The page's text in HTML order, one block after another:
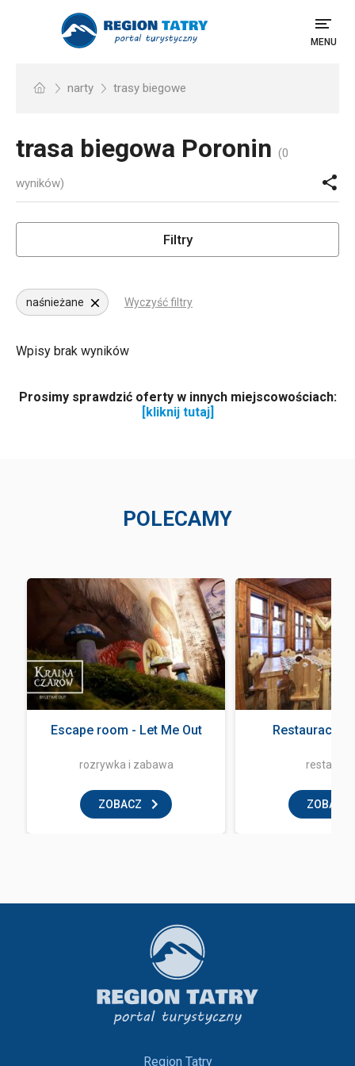
MENU
narty trasy biegowe
trasa biegowa Poronin (0
wyników)
Filtry
naśnieżane Wyczyść filtry
Wpisy brak wyników
Prosimy sprawdzić oferty w innych miejscowościach:
[kliknij tutaj]
POLECAMY
Escape room - Let Me Out
rozrywka i zabawa
ZOBACZ
Restauracja
ZOBACZ
Region Tatry